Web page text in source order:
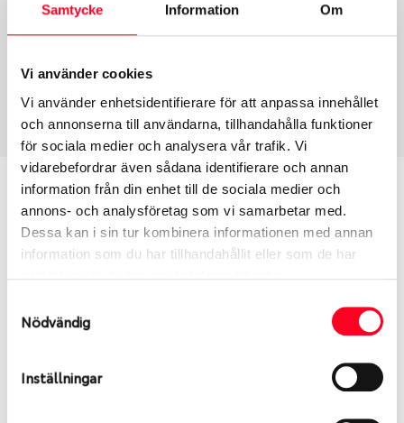
Samtycke Information Om
Vi använder cookies
Vi använder enhetsidentifierare för att anpassa innehållet
och annonserna till användarna, tillhandahålla funktioner
för sociala medier och analysera vår trafik. Vi
vidarebefordrar även sådana identifierare och annan
information från din enhet till de sociala medier och
annons- och analysföretag som vi samarbetar med.
Dessa kan i sin tur kombinera informationen med annan
information som du har tillhandahållit eller som de har
Nödvändig
Inställningar
Group
Fälg PV/C LM
Tum
35
112 8429
Passar denna fälg min bil?
Ange registreringsnummer för att se om den fälg
du valt passar din bilmodell. Se till att kolla en extra
Ibland kan fälgen ha bytts ut under årens lopp och
inte vara samma dimension som bilen hade ut från
Sök